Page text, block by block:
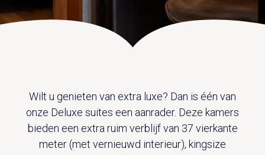
Wilt u genieten van extra luxe? Dan is één van
onze Deluxe suites een aanrader. Deze kamers
bieden een extra ruim verblijf van 37 vierkante
meter (met vernieuwd interieur), kingsize